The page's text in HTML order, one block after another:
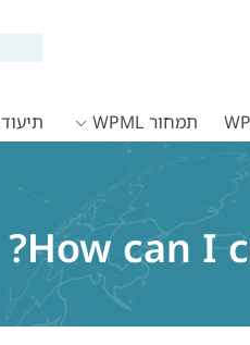
תמחור WPML תיעוד WPML
How can I